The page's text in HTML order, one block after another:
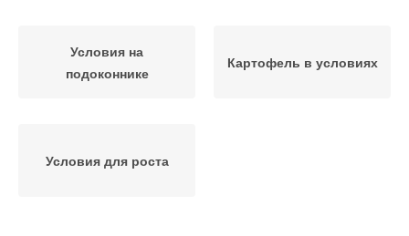
Условия на
подоконнике
Картофель в условиях
Условия для роста